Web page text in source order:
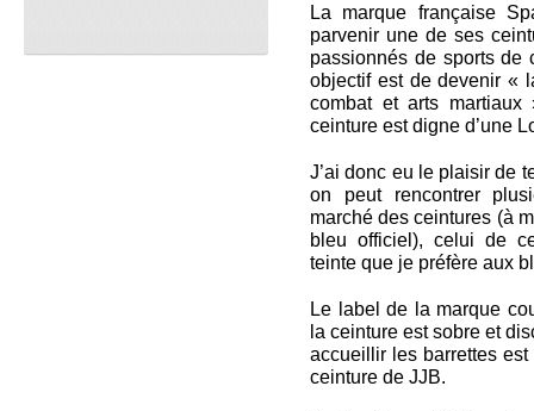
La marque française
parvenir une de ses
passionnés de sports de
objectif est de devenir «
combat et arts
ceinture est digne d’une
J’ai donc eu le plaisir de
on peut rencontrer
marché des ceintures (à
bleu officiel), celui de
teinte que je préfère aux
Le label de la marque
la ceinture est sobre et
accueillir les barrettes
ceinture de JJB.